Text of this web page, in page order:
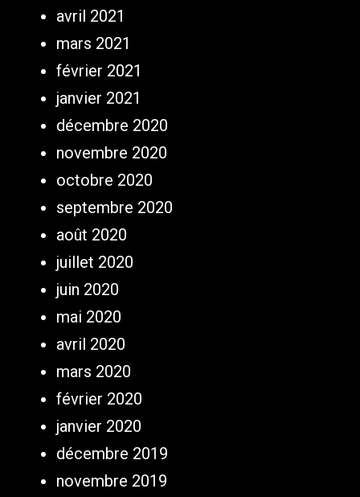
avril 2021
mars 2021
février 2021
janvier 2021
décembre 2020
novembre 2020
octobre 2020
septembre 2020
août 2020
juillet 2020
juin 2020
mai 2020
avril 2020
mars 2020
février 2020
janvier 2020
décembre 2019
novembre 2019